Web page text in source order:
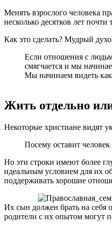
Менять взрослого человека
несколько десятков лет
Как это сделать? Мудрый
Если отношения с
смягчается и мы
Мы начинаем видеть
Жить отдельно
Некоторые христиане видят
Посему оставит
Но эти строки имеют более
идеальным условием для их
поддерживать хорошие
Их сын должен брать на себя
родители с их опытом могут